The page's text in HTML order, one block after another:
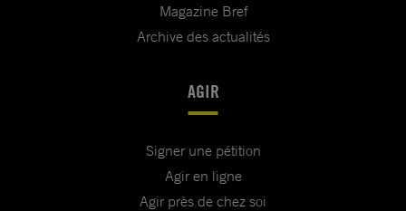
Magazine Bref
Archive des actualités
AGIR
Signer une pétition
Agir en ligne
Agir près de chez soi